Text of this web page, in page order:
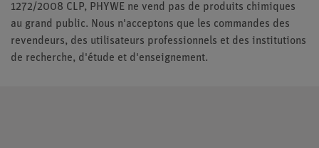
1272/2008 CLP, PHYWE ne vend pas de produits chimiques
au grand public. Nous n'acceptons que les commandes des
revendeurs, des utilisateurs professionnels et des institutions
de recherche, d'étude et d'enseignement.